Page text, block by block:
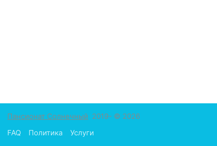
Пансионат Солнечный 2019- © 2026
FAQ
Политика Услуги